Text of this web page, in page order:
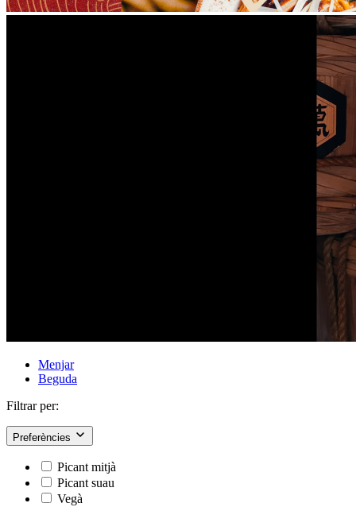
Menjar
Beguda
Filtrar per:
Preferències
Picant mitjà
Picant suau
Vegà